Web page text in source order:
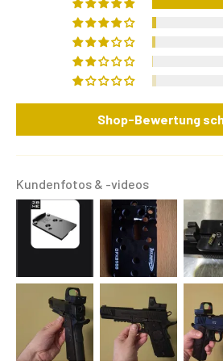
Shop-Bewertung
Kundenfotos & -videos